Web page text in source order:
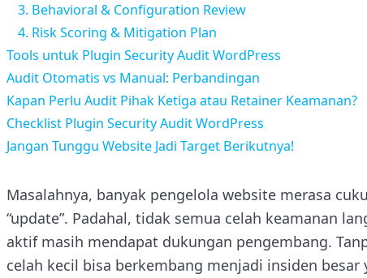
3. Behavioral & Configuration Review
4. Risk Scoring & Mitigation Plan
Tools untuk Plugin Security Audit WordPress
Audit Otomatis vs Manual: Perbandingan
Kapan Perlu Audit Pihak Ketiga atau Retainer Keamanan?
Checklist Plugin Security Audit WordPress
Jangan Tunggu Website Jadi Target Berikutnya!
Masalahnya, banyak pengelola website merasa
“update”. Padahal, tidak semua celah keamanan
aktif masih mendapat dukungan pengembang.
celah kecil bisa berkembang menjadi insiden